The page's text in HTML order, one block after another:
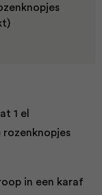
1 el
in een karaf